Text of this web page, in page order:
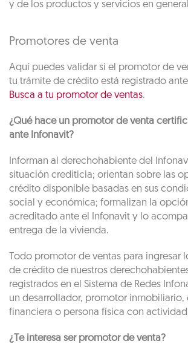
y de los productos y servicios en
Promotores de venta
Aquí puedes validar si el promotor de
tu trámite de crédito está registrado
Busca a tu promotor de ventas.
¿Qué hace un promotor de venta
ante Infonavit?
Informan al derechohabiente del
situación crediticia; orientan sobre las
crédito disponible basadas en sus
social y económica; formalizan la
acreditado ante el Infonavit y lo
entrega de la vivienda.
Todo promotor de ventas para ingresar
de crédito de nuestros
registrados en el Sistema de Redes
un desarrollador, promotor inmobiliario,
financiera o persona física con
¿Te interesa ser promotor de venta?